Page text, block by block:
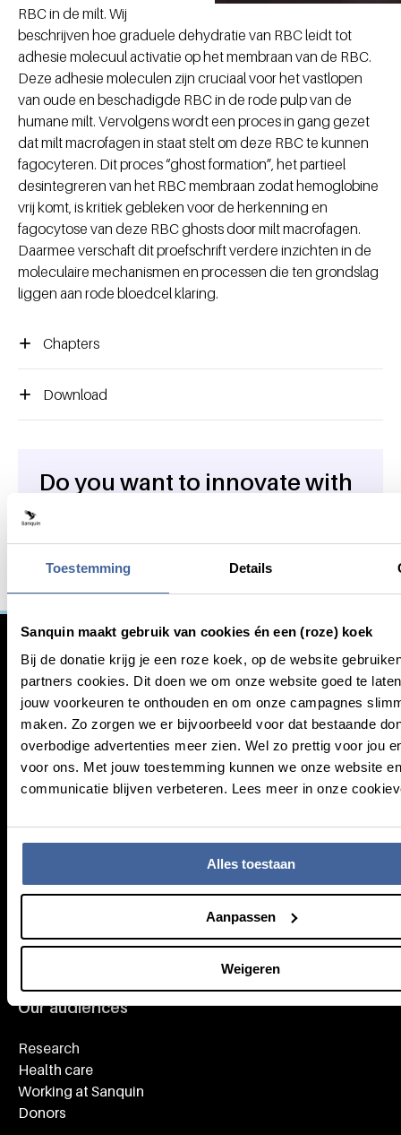
Toestemming Details
Sanquin maakt gebruik van cookies én een (roze) koek
Bij de donatie krijg je een roze koek, op de website
partners cookies. Dit doen we om onze website goed te
jouw voorkeuren te onthouden en om onze campagnes
maken. Zo zorgen we er bijvoorbeeld voor dat bestaande
overbodige advertenties meer zien. Wel zo prettig voor jou
voor ons. Met jouw toestemming kunnen we onze website en
communicatie blijven verbeteren. Lees meer in onze
Alles toestaan
Aanpassen
Weigeren
RBC in de milt. Wij
beschrijven hoe graduele dehydratie van RBC leidt tot
adhesie molecuul activatie op het membraan van de RBC.
Deze adhesie moleculen zijn cruciaal voor het vastlopen
van oude en beschadigde RBC in de rode pulp van de
humane milt. Vervolgens wordt een proces in gang gezet
dat milt macrofagen in staat stelt om deze RBC te kunnen
fagocyteren. Dit proces “ghost formation”, het partieel
desintegreren van het RBC membraan zodat hemoglobine
vrij komt, is kritiek gebleken voor de herkenning en
fagocytose van deze RBC ghosts door milt macrofagen.
Daarmee verschaft dit proefschrift verdere inzichten in de
moleculaire mechanismen en processen die ten grondslag
liggen aan rode bloedcel klaring.
Chapters
Download
General information
Do you want to innovate with
We work together with other institutions in the fight
against serious blood-related diseases. Are you
Learn more
Knowledge
Giving blood
About blood
Our expertise
Our audiences
Research
Health care
Working at Sanquin
Donors